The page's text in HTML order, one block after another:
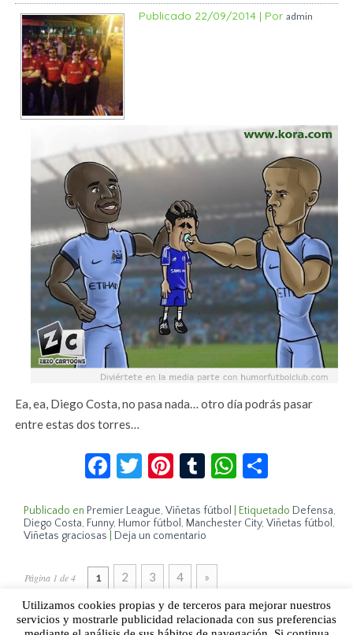
Publicado 22/09/2014 | Por admin
Ea, ea, Diego Costa, no pasa nada… otro día podrás pasar
entre estas dos torres…
Facebook
Twitter
Pinterest
TumblrWhatsApp
Publicado en Premier League,Viñetas fútbol Etiquetado Defensa,
Diego Costa, Funny, Humor fútbol, Manchester City,Viñetas fútbol,
Viñetas graciosas
Deja un comentario
Página 1 de 4 1 2 3 4 »
Utilizamos cookies propias y de terceros para mejorar nuestros
servicios y mostrarle publicidad relacionada con sus preferencias